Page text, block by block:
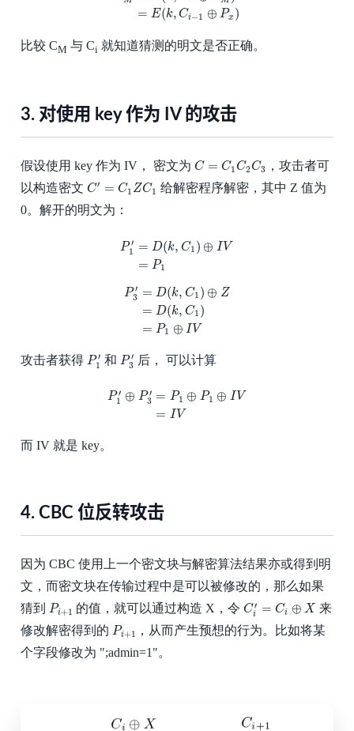
= E(k, Ci−1 ⊕ Px )
比较 CM 与 Ci 就知道猜测的明文是否正确。
3.对使用 key 作为 IV 的攻击
假设使用 key 作为 IV， 密文为 C = C1C2C3
C= 1C 2C 3
，攻击者可
以构造密文 C′ = C1 ZC1
C′= 1Z C1
给解密程序解密，其中 Z 值为
0。解开的明文为：
P ′
1
= D(k, C1 ) ⊕ I V
= P1
P1 D(k,C 1)⊕I V P1
P ′
3 = D(k, C1 ) ⊕ Z
= D(k, C1 )
= P1 ⊕ I V
P3′ (k,C )⊕ Z =D (k
攻击者获得 P ′
1
P1′ 和 P ′
3
P3′ 后， 可以计算
P ′
1 ⊕ P ′
3 = P1 ⊕ P1 ⊕ I V
= I V
P1 ′⊕ P3′ 1⊕ P1 ⊕I V= IV
而 IV 就是 key。
4.CBC 位反转攻击
因为 CBC 使用上一个密文块与解密算法结果亦或得到明
文，而密文块在传输过程中是可以被修改的，那么如果
猜到 Pi+1
Pi+ 的值，就可以通过构造 X，令C′
i = Ci ⊕ X
Ci′ i⊕ X
来
修改解密得到的 Pi+1
Pi+
，从而产生预想的行为。比如将某
个字段修改为 ";admin=1"。